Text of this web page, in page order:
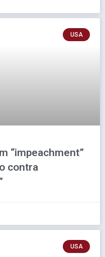
USA
“impeachment”
contra
USA